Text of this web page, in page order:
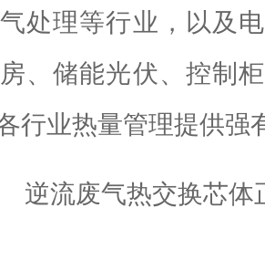
处理等行业，以及
、储能光伏、控制
行业热量管理提供强